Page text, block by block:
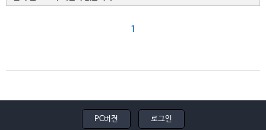
1
PC버전 로그인